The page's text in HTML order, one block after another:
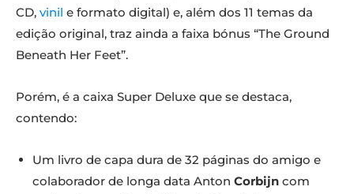
CD, vinil e formato digital) e, além dos 11 temas da
edição original, traz ainda a faixa bónus “The Ground
Beneath Her Feet”.
Porém, é a caixa Super Deluxe que se destaca,
contendo:
Um livro de capa dura de 32 páginas do amigo e
colaborador de longa data Anton Corbijn com